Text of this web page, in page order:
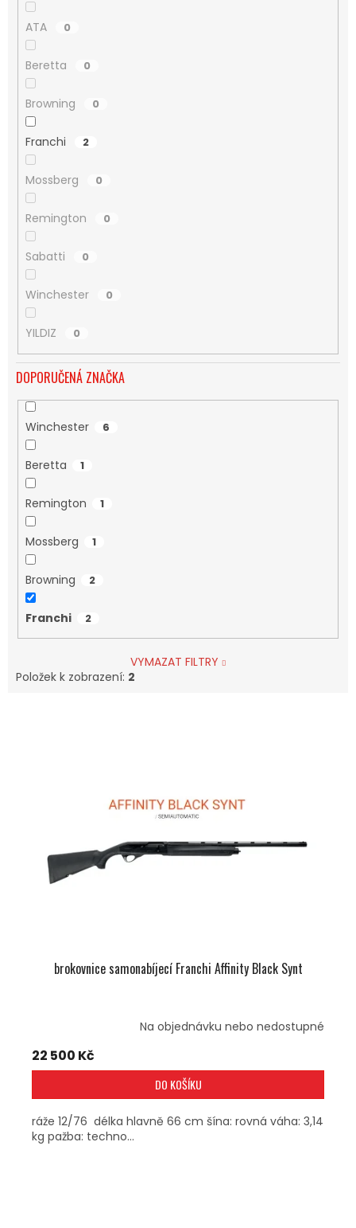
ATA 0
Beretta 0
Browning 0
Franchi 2
Mossberg 0
Remington 0
Sabatti 0
Winchester 0
YILDIZ 0
DOPORUČENÁ ZNAČKA
Winchester 6
Beretta 1
Remington 1
Mossberg 1
Browning 2
Franchi 2
VYMAZAT FILTRY
Položek k zobrazení: 2
brokovnice samonabíjecí Franchi Affinity Black Synt
Na objednávku nebo nedostupné
22 500 Kč
DO KOŠÍKU
ráže 12/76 délka hlavně 66 cm šína: rovná váha: 3,14
kg pažba: techno...